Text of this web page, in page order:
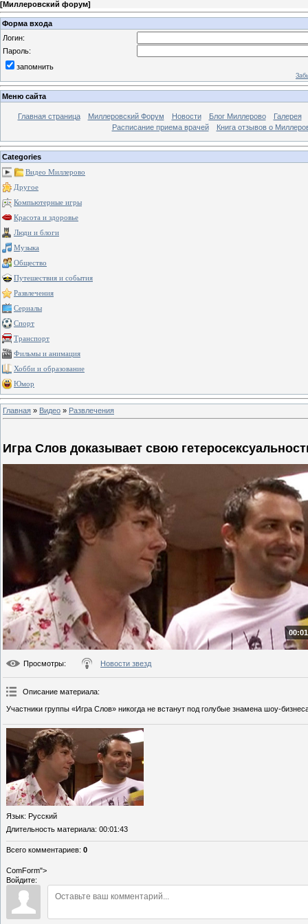
[Миллеровский форум]
Форма входа
Логин:
Пароль:
запомнить
Меню сайта
Главная страница Миллеровский Форум Новости Блог Миллерово
Галерея
Расписание приема врачей
Книга отзывов о
Categories
Видео Миллерово
Другое
Компьютерные игры
Красота и здоровье
Люди и блоги
Музыка
Общество
Путешествия и события
Развлечения
Сериалы
Спорт
Транспорт
Фильмы и анимация
Хобби и образование
Юмор
Главная » Видео » Развлечения
Игра Слов доказывает свою
Просмотры: Новости звезд
Описание материала:
Участники группы «Игра Слов» никогда не встанут под голубые знамена шоу-
Язык: Русский
Длительность материала: 00:01:43
Всего комментариев: 0
ComForm">
Войдите: